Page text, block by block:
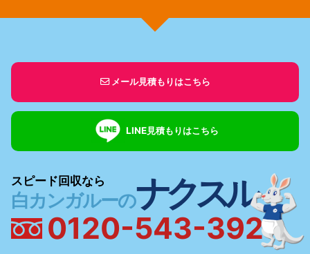
メール見積もりはこちら
LINE見積もりはこちら
スピード回収なら
白カンガルーのナクスル
0120-543-392